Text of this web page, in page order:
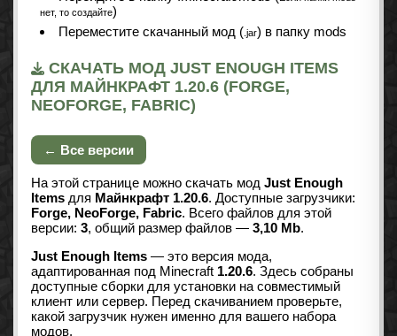
нет, то создайте)
Переместите скачанный мод ( .jar) в папку mods
СКАЧАТЬ МОД JUST ENOUGH ITEMS
ДЛЯ МАЙНКРАФТ 1.20.6 (FORGE,
NEOFORGE, FABRIC)
← Все версии
На этой странице можно скачать мод Just Enough
Items для Майнкрафт 1.20.6. Доступные загрузчики:
Forge, NeoForge, Fabric. Всего файлов для этой
версии: 3, общий размер файлов — 3,10 Mb.
Just Enough Items — это версия мода,
адаптированная под Minecraft 1.20.6. Здесь собраны
доступные сборки для установки на совместимый
клиент или сервер. Перед скачиванием проверьте,
какой загрузчик нужен именно для вашего набора
модов.